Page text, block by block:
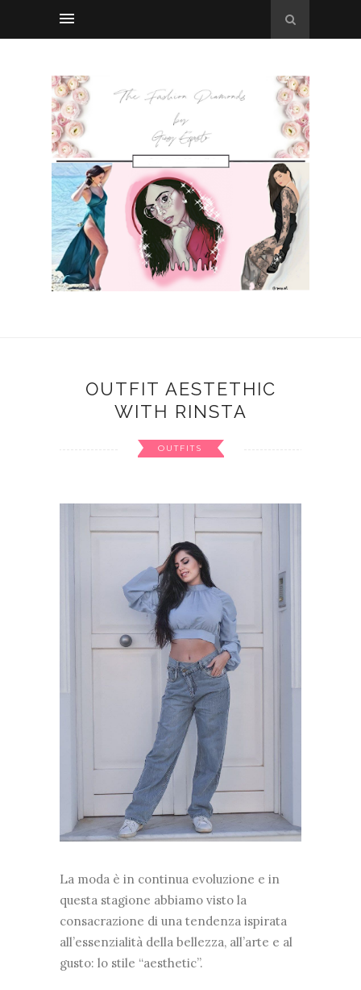
OUTFIT AESTETHIC
WITH RINSTA
OUTFITS
La moda è in continua evoluzione e in
questa stagione abbiamo visto la
consacrazione di una tendenza ispirata
all’essenzialità della bellezza, all’arte e al
gusto: lo stile “aesthetic”.